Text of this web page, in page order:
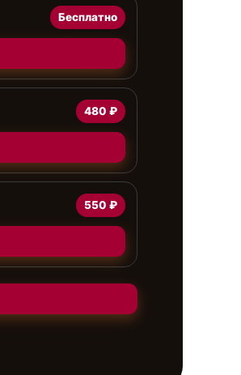
Бесплатно
480 ₽
550 ₽